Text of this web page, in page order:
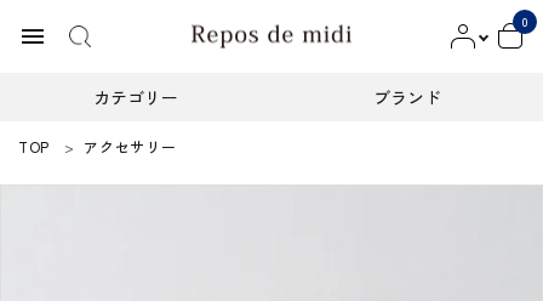
menu
0
カテゴリー ブランド
ACCOUNT MENU
ようこそ ゲスト 様
TOP アクセサリー